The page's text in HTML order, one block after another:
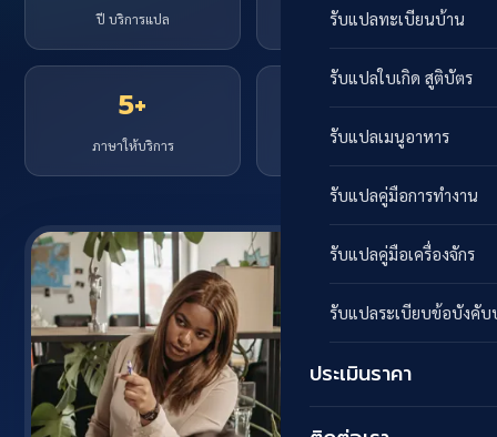
รับแปลทะเบียนบ้าน
รับแปลใบเกิด สูติบัตร
รับแปลเมนูอาหาร
รับแปลคู่มือการทำงาน
รับแปลคู่มือเครื่องจักร
รับแปลระเบียบข้อบังคั
ประเมินราคา
ปี บริการแปล เอกสารที่แปลแล้ว
5+
ภาษาให้บริการ
24 ชม.
รับงานด่วน
ตอบแชทเร็ว
LINE @tfind